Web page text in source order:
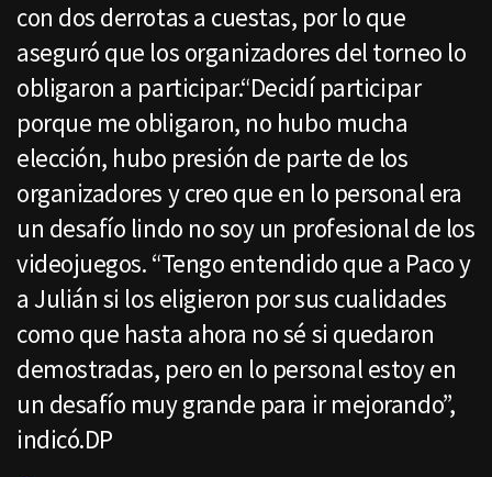
con dos derrotas a cuestas, por lo que
aseguró que los organizadores del torneo lo
obligaron a participar.“Decidí participar
porque me obligaron, no hubo mucha
elección, hubo presión de parte de los
organizadores y creo que en lo personal era
un desafío lindo no soy un profesional de los
videojuegos. “Tengo entendido que a Paco y
a Julián si los eligieron por sus cualidades
como que hasta ahora no sé si quedaron
demostradas, pero en lo personal estoy en
un desafío muy grande para ir mejorando”,
indicó.DP